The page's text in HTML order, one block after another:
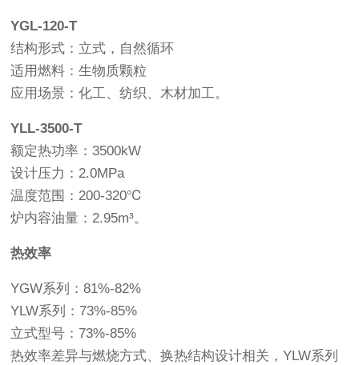
YGL-120-T
结构形式：立式，自然循环
适用燃料：生物质颗粒
应用场景：化工、纺织、木材加工。
YLL-3500-T
额定热功率：3500kW
设计压力：2.0MPa
温度范围：200-320℃
炉内容油量：2.95m³。
热效率
YGW系列：81%-82%
YLW系列：73%-85%
立式型号：73%-85%
热效率差异与燃烧方式、换热结构设计相关，YLW系列